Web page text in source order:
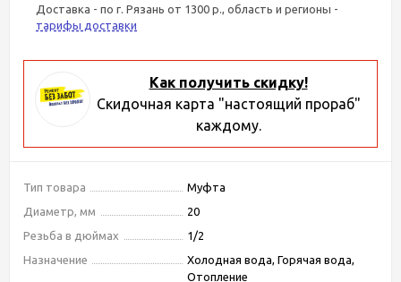
Доставка - по г. Рязань от 1300 р., область и регионы -
тарифы доставки
Как получить скидку!
Скидочная карта "настоящий прораб"
каждому.
Тип товара
Муфта
Диаметр, мм
20
Резьба в дюймах
1/2
Назначение
Холодная вода, Горячая вода,
Отопление